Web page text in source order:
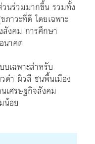
วนร่วมมากขึ้น รวมทั้ง
ภาวะที่ดี โดยเฉพาะ
งคม การศึกษา
นาคต
เฉพาะสำหรับ
ดำ ผิวสี ชนพื้นเมือง
เศรษฐกิจสังคม
น้อย